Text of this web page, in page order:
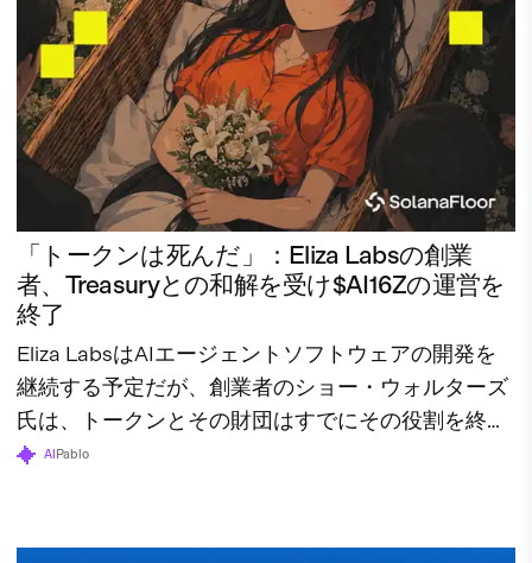
「トークンは死んだ」：Eliza Labsの創業
者、Treasuryとの和解を受け$AI16Zの運営を
終了
Eliza LabsはAIエージェントソフトウェアの開発を
継続する予定だが、創業者のショー・ウォルターズ
氏は、トークンとその財団はすでにその役割を終え
たと述べている。
AIPablo